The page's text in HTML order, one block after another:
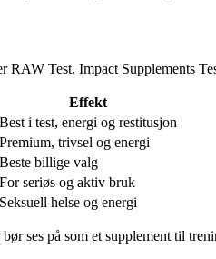
RAW Test, Impact Supplements
Effekt
Best i test, energi og restitusjon
Premium, trivsel og energi
Beste billige valg
For seriøs og aktiv bruk
Seksuell helse og energi
ses på som et supplement til